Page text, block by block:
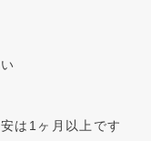
は1ヶ月以上です